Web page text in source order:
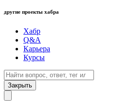
другие проекты хабра
Хабр
Q&A
Карьера
Курсы
Закрыть